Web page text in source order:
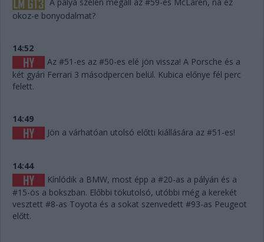
A pálya szélén megáll az #59-es McLaren, na ez
okoz-e bonyodalmat?
14:52
Az #51-es az #50-es elé jön vissza! A Porsche és a
két gyári Ferrari 3 másodpercen belül. Kubica előnye fél perc
felett.
14:49
Jön a várhatóan utolsó előtti kiállására az #51-es!
14:44
Kínlódik a BMW, most épp a #20-as a pályán és a
#15-ös a bokszban. Előbbi tökutolsó, utóbbi még a kerekét
vesztett #8-as Toyota és a sokat szenvedett #93-as Peugeot
előtt.